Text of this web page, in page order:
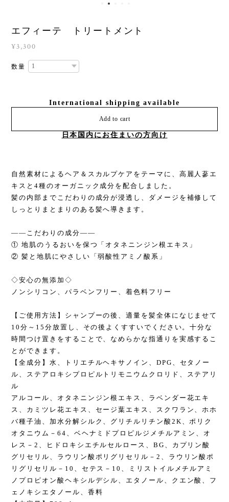
エフィーテ トリートメント
¥3,300
数量
International shipping available
Add to cart
日本国内にお住まいの方向け
自然素材によるヘア＆スカルプケアをテーマに、高麗人蔘エ
キスと4種のオーガニック成分を配合しました。
髪の内部までこだわりの成分が浸透し、ダメージを補修して
しっとりまとまりのある髪へ導きます。
――こだわりの成分――
① 地肌のうるおいを保つ「オタネニンジン根エキス」
② 髪と地肌にやさしい「弱酸性アミノ酸系」
◇安心の無添加◇
ノンシリコン、パラベンフリー、着色料フリー
【ご使用方法】シャンプーの後、適量を髪全体になじませて
10分～15分放置し、その後よくすすいでください。十分な
時間つけ置きをすることで、なめらかな指通りを実感するこ
とができます。
【全成分】水、トリエチルヘキサノイン、DPG、セタノー
ル、ステアロキシプロピルトリモニウムクロリド、ステアリ
ル
アルコール、オタネニンジン根エキス、ラベンダー花エキ
ス、カミツレ花エキス、セージ葉エキス、スクワラン、ホホ
バ種子油、加水分解シルク、グリチルリチン酸2K、ポリク
オタニウム－64、ベヘナミドプロピルジメチルアミン、オ
レス－2、ヒドロキシエチルセルロース、BG、カプリン酸
グリセリル、ラウリン酸ポリグリセリル－2、ラウリン酸ポ
リグリセリル－10、セテス－10、ミリストイルメチルアミ
ノプロピオン酸ヘキシルデシル、エタノール、クエン酸、フ
ェノキシエタノール、香料